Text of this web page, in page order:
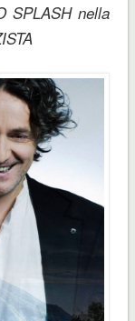
SPLASH nella